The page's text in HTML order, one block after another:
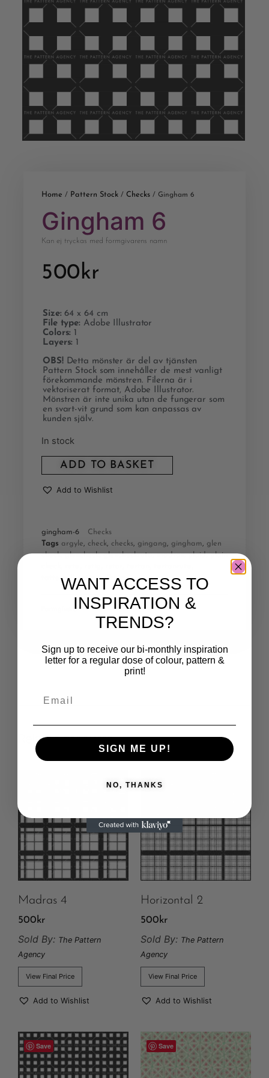
Home / Pattern Stock / Checks / Gingham 6
Gingham 6
Kan ej tryckas med formgivarens namn
500kr
Size: 64 x 64 cm
File type: Adobe Illustrator
Colors: 1
Layers: 1
OBS!Detta mönster är del av tjänsten
Pattern Stock som innehåller de mest vanligt
förekommande mönstren. Filerna är i
vektoriserat format, Adobe Illustrator.
Mönstren är inte unika utan de fungerar som
en svart-vit grund som kan anpassas av
kunden själv.
In stock
ADD TO BASKET
Add to Wishlist
gingham-6
Checks
Tags argyle, check, checks, gingang, gingham, glen
check,glencheck,glencheckruta,madras,plaid,plain
tattersall , tattersallruta
Formgivare
Related products
Madras 4
500 kr
Sold By: The Pattern
Agency
View Final Price
Add to Wishlist
Save
Horizontal 2
500 kr
Sold By: The Pattern
Agency
View Final Price
Add to Wishlist
Save Save
WANT ACCESS TO
INSPIRATION &
TRENDS?
Sign up to receive our bi-monthly inspiration
letter for a regular dose of colour, pattern &
print!
SIGN ME UP!
NO, THANKS